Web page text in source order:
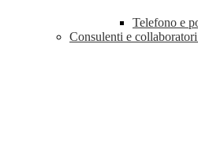
Telefono e
Consulenti e collaboratori